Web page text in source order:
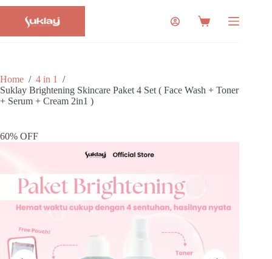
Skip
content
Shopping
Home / 4 in 1
/
Suklay Brightening Skincare Paket 4 Set ( Face Wash + Toner
+ Serum + Cream 2in1 )
60% OFF